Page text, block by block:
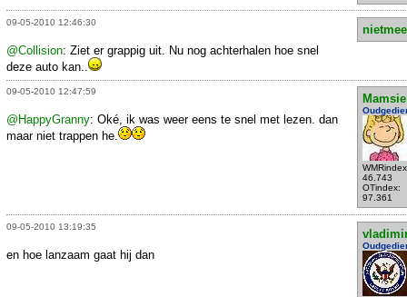
09-05-2010 12:46:30
@Collision: Ziet er grappig uit. Nu nog achterhalen hoe snel
deze auto kan..
09-05-2010 12:47:59
Mamsie
46.743
OTindex:
97.361
@HappyGranny: Oké, ik was weer eens te snel met lezen. dan
maar niet trappen he.
09-05-2010 13:19:35
en hoe lanzaam gaat hij dan